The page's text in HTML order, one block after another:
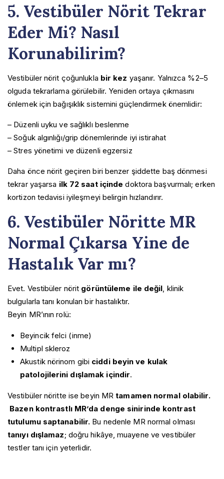
5. Vestibüler Nörit Tekrar
Eder Mi? Nasıl
Korunabilirim?
Vestibüler nörit çoğunlukla bir kez yaşanır. Yalnızca %2–5
olguda tekrarlama görülebilir. Yeniden ortaya çıkmasını
önlemek için bağışıklık sistemini güçlendirmek önemlidir:
– Düzenli uyku ve sağlıklı beslenme
– Soğuk algınlığı/grip dönemlerinde iyi istirahat
– Stres yönetimi ve düzenli egzersiz
Daha önce nörit geçiren biri benzer şiddette baş dönmesi
tekrar yaşarsa ilk 72 saat içinde doktora başvurmalı; erken
kortizon tedavisi iyileşmeyi belirgin hızlandırır.
6. Vestibüler Nöritte MR
Normal Çıkarsa Yine de
Hastalık Var mı?
Evet. Vestibüler nörit görüntüleme ile değil , klinik
bulgularla tanı konulan bir hastalıktır.
Beyin MR’ının rolü:
Beyincik felci (inme)
Multipl skleroz
Akustik nörinom gibi ciddi beyin ve kulak
patolojilerini dışlamak içindir.
Vestibüler nöritte ise beyin MRtamamen normal olabilir.
Bazen kontrastlı MR’da denge sinirinde kontrast
tutulumu saptanabilir. Bu nedenle MR normal olması
tanıyı dışlamaz; doğru hikâye, muayene ve vestibüler
testler tanı için yeterlidir.